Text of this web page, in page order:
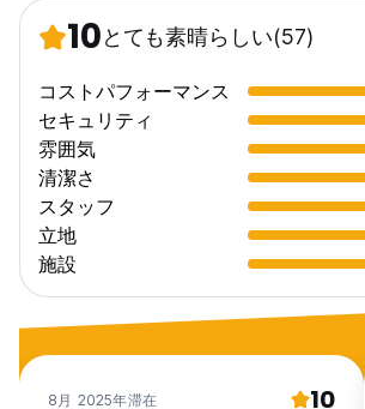
10とても素晴らしい(57)
コストパフォーマンス
セキュリティ
雰囲気
清潔さ
スタッフ
立地
施設
8月 2025年滞在 10